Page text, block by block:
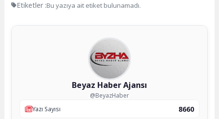
Etiketler :Bu yazıya ait etiket bulunamadı.
Beyaz Haber Ajansı
@BeyazHaber
Yazı Sayısı
8660